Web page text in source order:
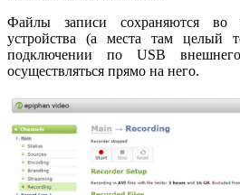
Файлы записи сохраняются во
устройства (а места там целый
подключении по USB
осуществляться прямо на него.